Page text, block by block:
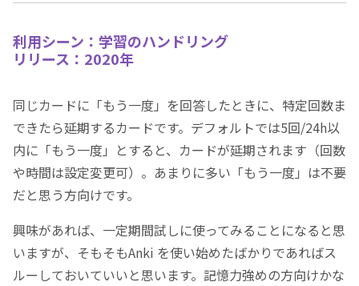
利用シーン：学習のハンドリング
リリース：2020年
同じカードに「もう一度」を回答したときに、特定回数ま
できたら延期するカードです。デフォルトでは5回/24h以
内に「もう一度」とすると、カードが延期されます（回数
や時間は設定変更可）。あまりに多い「もう一度」は不要
だと思う方向けです。
興味があれば、一定期間試しに使ってみることになると思
いますが、そもそもAnki を使い始めたばかりであればス
ルーしておいていいと思います。記憶力強めの方向けかな